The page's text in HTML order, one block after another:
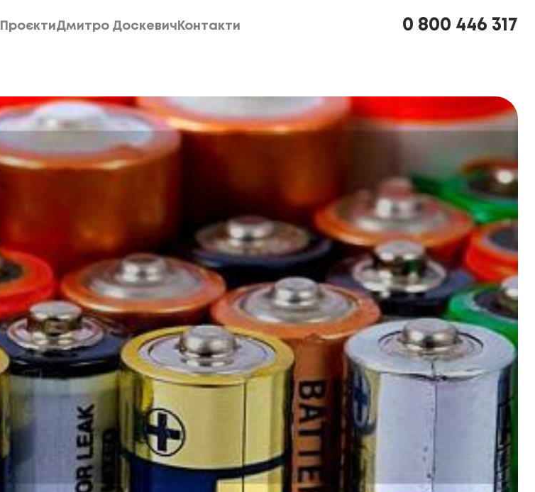
ПроєктиДмитро Доскевич Контакти
0 800 446 317